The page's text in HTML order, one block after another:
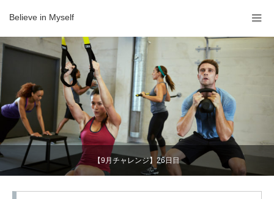
Believe in Myself
【9月チャレンジ】26日目